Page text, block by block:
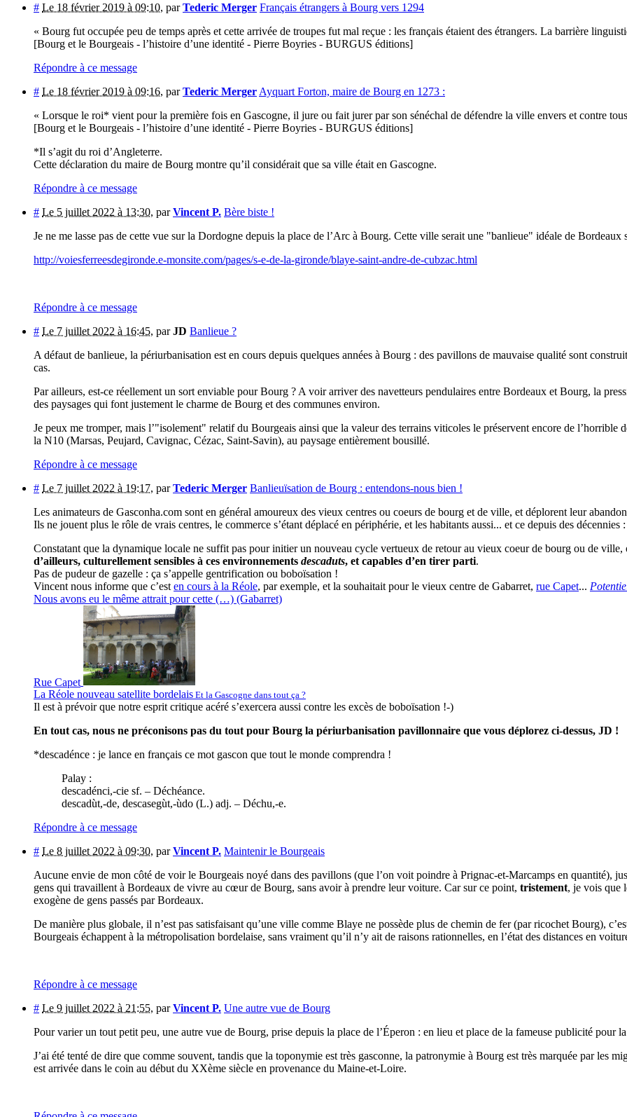
# Le 18 février 2019 à 09:10, parTederic Merger Français étrangers à Bourg vers 1294
« Bourg fut occupée peu de temps après et cette arrivée de troupes fut mal reçue : les français étaient des étrangers. La barrière
[Bourg et le Bourgeais - l’histoire d’une identité - Pierre Boyries - BURGUS éditions]
Répondre à ce message
# Le 18 février 2019 à 09:16, parTederic Merger Ayquart Forton, maire de Bourg en 1273 :
« Lorsque le roi* vient pour la première fois en Gascogne, il jure ou fait jurer par son sénéchal de défendre la ville envers et contre
[Bourg et le Bourgeais - l’histoire d’une identité - Pierre Boyries - BURGUS éditions]
*Il s’agit du roi d’Angleterre.
Cette déclaration du maire de Bourg montre qu’il considérait que sa ville était en Gascogne.
Répondre à ce message
# Le 5 juillet 2022 à 13:30, parVincent P. Bère biste !
Je ne me lasse pas de cette vue sur la Dordogne depuis la place de l’Arc à Bourg. Cette ville serait une "banlieue" idéale de Bordeaux
http://voiesferreesdegironde.e-monsite.com/pages/s-e-de-la-gironde/blaye-saint-andre-de-cubzac.html
Répondre à ce message
# Le 7 juillet 2022 à 16:45, parJD Banlieue ?
A défaut de banlieue, la périurbanisation est en cours depuis quelques années à Bourg : des pavillons de mauvaise qualité sont
cas.
Par ailleurs, est-ce réellement un sort enviable pour Bourg ? A voir arriver des navetteurs pendulaires entre Bordeaux et Bourg, la
des paysages qui font justement le charme de Bourg et des communes environ.
Je peux me tromper, mais l’"isolement" relatif du Bourgeais ainsi que la valeur des terrains viticoles le préservent encore de l’horrible
la N10 (Marsas, Peujard, Cavignac, Cézac, Saint-Savin), au paysage entièrement bousillé.
Répondre à ce message
# Le 7 juillet 2022 à 19:17, parTederic Merger Banlieuïsation de Bourg : entendons-nous bien !
Les animateurs de Gasconha.com sont en général amoureux des vieux centres ou coeurs de bourg et de ville, et déplorent leur
Ils ne jouent plus le rôle de vrais centres, le commerce s’étant déplacé en périphérie, et les habitants aussi... et ce depuis des
Constatant que la dynamique locale ne suffit pas pour initier un nouveau cycle vertueux de retour au vieux coeur de bourg ou de ville,
d’ailleurs, culturellement sensibles à ces environnements descaduts, et capables d’en tirer parti.
Pas de pudeur de gazelle : ça s’appelle gentrification ou boboïsation !
Vincent nous informe que c’est en cours à la Réole, par exemple, et la souhaitait pour le vieux centre de Gabarret, rue Capet...
Nous avons eu le même attrait pour cette (…) (Gabarret)
Rue Capet
La Réole nouveau satellite bordelais Et la Gascogne dans tout ça ?
Il est à prévoir que notre esprit critique acéré s’exercera aussi contre les excès de boboïsation !-)
En tout cas, nous ne préconisons pas du tout pour Bourg la périurbanisation pavillonnaire que vous déplorez ci-dessus, JD !
*descadénce : je lance en français ce mot gascon que tout le monde comprendra !
Palay :
descadénci,-cie sf. – Déchéance.
descadùt,-de, descasegùt,-ùdo (L.) adj. – Déchu,-e.
Répondre à ce message
# Le 8 juillet 2022 à 09:30, parVincent P. Maintenir le Bourgeais
Aucune envie de mon côté de voir le Bourgeais noyé dans des pavillons (que l’on voit poindre à Prignac-et-Marcamps en quantité),
gens qui travaillent à Bordeaux de vivre au cœur de Bourg, sans avoir à prendre leur voiture. Car sur ce point, tristement, je vois que
exogène de gens passés par Bordeaux.
De manière plus globale, il n’est pas satisfaisant qu’une ville comme Blaye ne possède plus de chemin de fer (par ricochet Bourg),
Bourgeais échappent à la métropolisation bordelaise, sans vraiment qu’il n’y ait de raisons rationnelles, en l’état des distances en
Répondre à ce message
# Le 9 juillet 2022 à 21:55, parVincent P. Une autre vue de Bourg
Pour varier un tout petit peu, une autre vue de Bourg, prise depuis la place de l’Éperon : en lieu et place de la fameuse publicité pour
J’ai été tenté de dire que comme souvent, tandis que la toponymie est très gasconne, la patronymie à Bourg est très marquée par les
est arrivée dans le coin au début du XXème siècle en provenance du Maine-et-Loire.